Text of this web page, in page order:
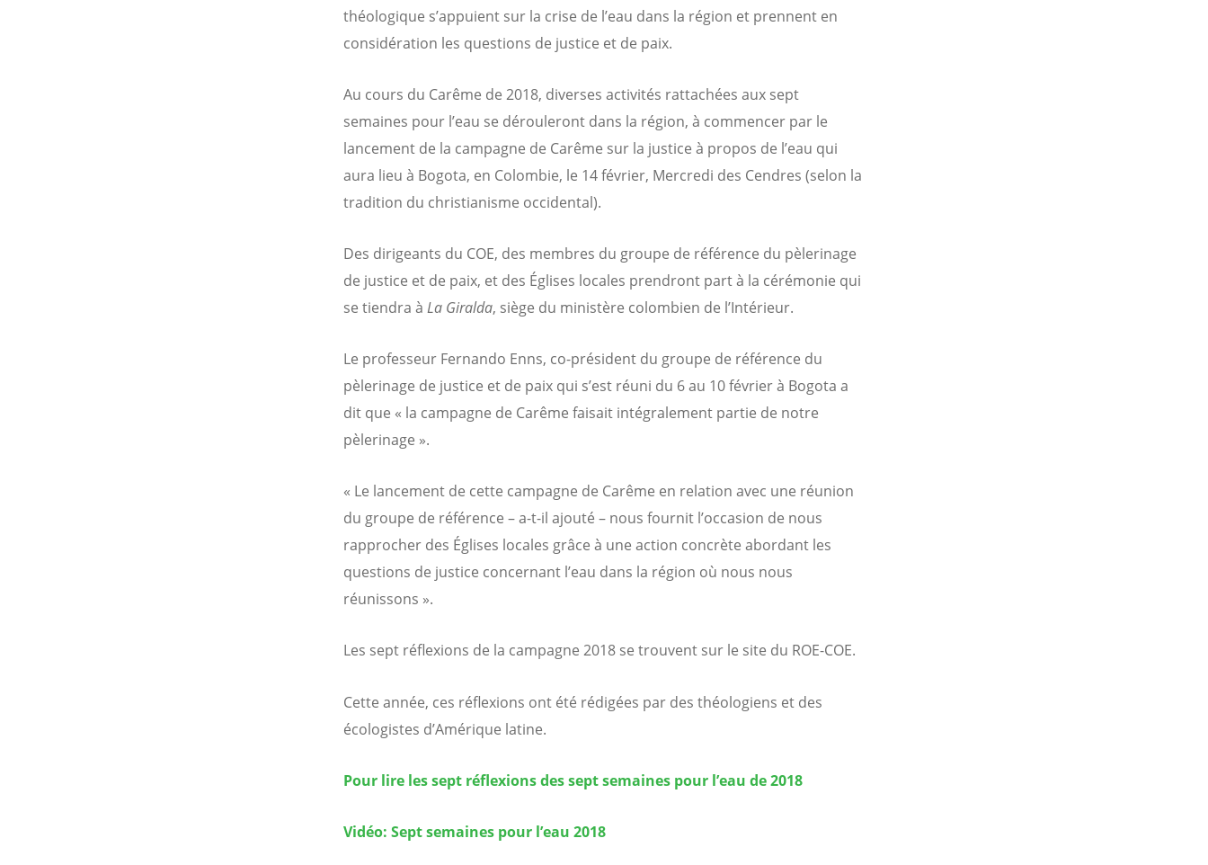
théologique s’appuient sur la crise de l’eau dans la région et prennent en
considération les questions de justice et de paix.
Au cours du Carême de 2018, diverses activités rattachées aux sept
semaines pour l’eau se dérouleront dans la région, à commencer par le
lancement de la campagne de Carême sur la justice à propos de l’eau qui
aura lieu à Bogota, en Colombie, le 14 février, Mercredi des Cendres (selon la
tradition du christianisme occidental).
Des dirigeants du COE, des membres du groupe de référence du pèlerinage
de justice et de paix, et des Églises locales prendront part à la cérémonie qui
se tiendra à La Giralda, siège du ministère colombien de l’Intérieur.
Le professeur Fernando Enns, co-président du groupe de référence du
pèlerinage de justice et de paix qui s’est réuni du 6 au 10 février à Bogota a
dit que « la campagne de Carême faisait intégralement partie de notre
pèlerinage ».
« Le lancement de cette campagne de Carême en relation avec une réunion
du groupe de référence – a-t-il ajouté – nous fournit l’occasion de nous
rapprocher des Églises locales grâce à une action concrète abordant les
questions de justice concernant l’eau dans la région où nous nous
réunissons ».
Les sept réflexions de la campagne 2018 se trouvent sur le site du ROE-COE.
Cette année, ces réflexions ont été rédigées par des théologiens et des
écologistes d’Amérique latine.
Pour lire les sept réflexions des sept semaines pour l’eau de 2018
Vidéo: Sept semaines pour l’eau 2018